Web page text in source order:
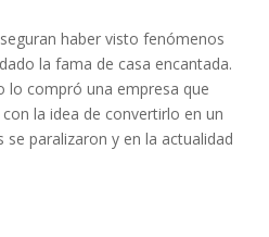
haber visto fenómenos
la fama de casa encantada.
lo compró una empresa que
la idea de convertirlo en un
paralizaron y en la actualidad